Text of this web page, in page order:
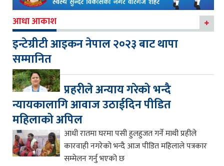
आधा आकाश
इन्टेग्रीटी आइकन नेपाल २०२३ बाट थापा
सम्मानित
प्रहरीले अन्याय गरेको भन्दै
न्यायकालागि आवाज उठाईदिन पीडित
महिलाको अपिल
आधी रातमा घरमा पसी हुलहुजत गर्ने माथी प्रहीले
कारवाही नगरेको भन्दै आज पीडित महिलाले पत्रकार
सम्मेलन गर्नु भएको छ